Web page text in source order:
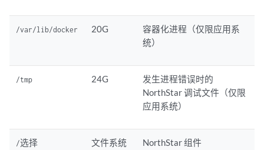
/var/lib/docker 20G
容器化进程（仅限应用系
统）
/tmp 24G
发生进程错误时的
NorthStar 调试文件（仅限
应用系统）
/选择
文件系统
NorthStar 组件